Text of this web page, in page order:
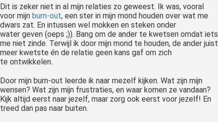
Dit is zeker niet in al mijn relaties zo geweest. Ik was, vooral
voor mijn burn-out, een ster in mijn mond houden over wat me
dwars zat. En intussen wel mokken en steken onder
water geven (oeps ;)). Bang om de ander te kwetsen omdat iets
me niet zinde. Terwijl ik door mijn mond te houden, de ander juist
meer kwetste én de relatie geen kans gaf om zich
te ontwikkelen.
Door mijn burn-out leerde ik naar mezelf kijken. Wat zijn mijn
wensen? Wat zijn mijn frustraties, en waar komen ze vandaan?
Kijk altijd eerst naar jezelf, maar zorg ook eerst voor jezelf! En
treed dan pas naar buiten.
website-
van